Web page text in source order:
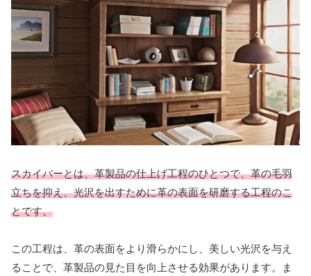
スカイバーとは、革製品の仕上げ工程のひとつで、革の毛羽
立ちを抑え、光沢を出すために革の表面を研磨する工程のこ
とです。
この工程は、革の表面をより滑らかにし、美しい光沢を与え
ることで、革製品の見た目を向上させる効果があります。ま